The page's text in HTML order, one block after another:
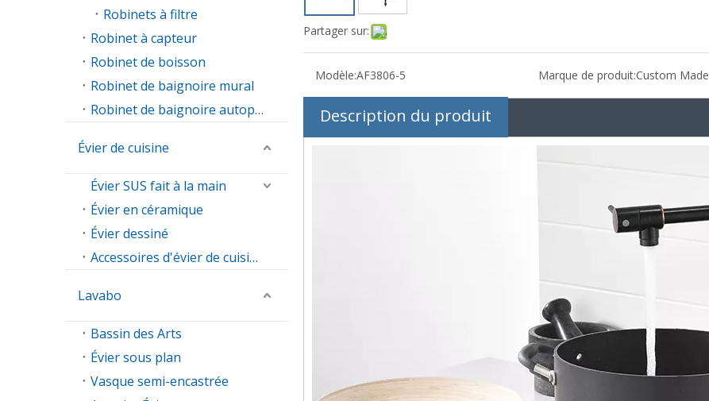
Robinets à filtre
Robinet à capteur
Robinet de boisson
Robinet de baignoire mural
Robinet de baignoire autoportant
Évier de cuisine
Évier SUS fait à la main
Évier en céramique
Évier dessiné
Accessoires d'évier de cuisine
Lavabo
Bassin des Arts
Évier sous plan
Vasque semi-encastrée
Partager sur:
Modèle:AF3806-5 Marque de produit:Custom Made
Description du produit